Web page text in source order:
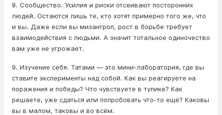
8. Сообщество. Усилия и риски отсеивают посторонних
людей. Остаются лишь те, кто хотят примерно того же, что
и вы. Даже если вы мизантроп, рост в борьбе требует
взаимодействия с людьми. А значит тотальное одиночество
вам уже не угрожает.
9. Изучение себя. Татами — это мини-лаборатория, где вы
ставите эксперименты над собой. Как вы реагируете на
поражения и победы? Что чувствуете в тупике? Как
решаете, уже сдаться или попробовать что-то ещё? Каковы
вы в малом, таковы и во всём.